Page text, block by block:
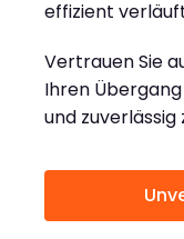
effizient
Vertrauen Sie
Ihren
und